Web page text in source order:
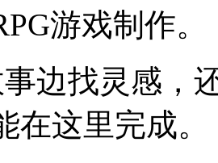
游戏制作。
边找灵感，
在这里完成。